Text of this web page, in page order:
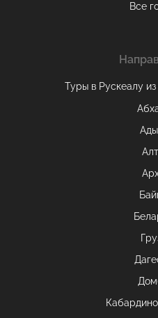
Все
Туры в Рускеалу